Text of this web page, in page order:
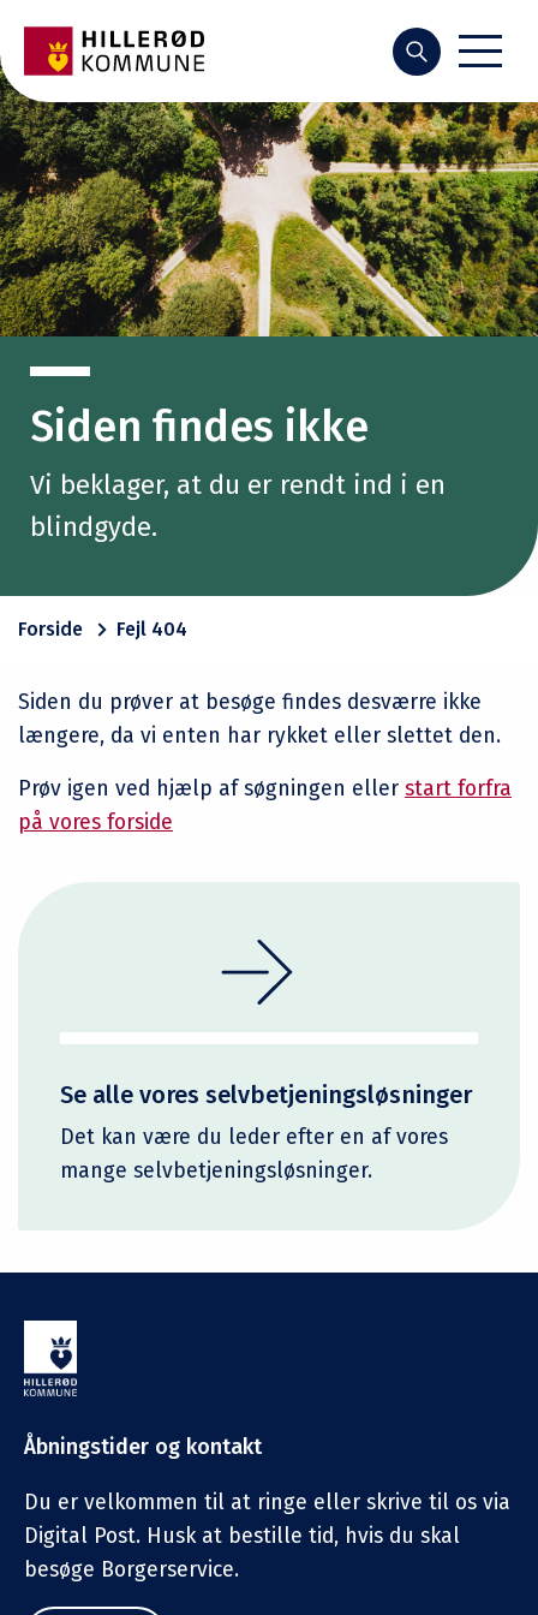
Søg
Siden findes ikke
Vi beklager, at du er rendt ind i en
blindgyde.
Forside Fejl 404
Siden du prøver at besøge findes desværre ikke
længere, da vi enten har rykket eller slettet den.
Prøv igen ved hjælp af søgningen eller start forfra
på vores forside
Se alle vores selvbetjeningsløsninger
Det kan være du leder efter en af vores
mange selvbetjeningsløsninger.
Åbningstider og kontakt
Du er velkommen til at ringe eller skrive til os via
Digital Post. Husk at bestille tid, hvis du skal
besøge Borgerservice.